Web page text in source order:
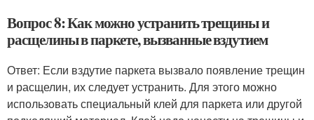
Вопрос 8: Как можно устранить трещины и
расщелины в паркете, вызванные вздутием
Ответ: Если вздутие паркета вызвало появление трещин
и расщелин, их следует устранить. Для этого можно
использовать специальный клей для паркета или другой